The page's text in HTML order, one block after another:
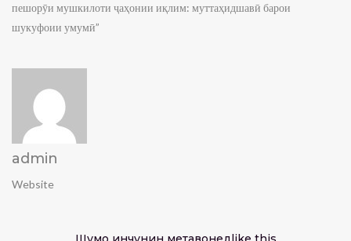
пешорӯи мушкилоти ҷаҳонии иқлим: муттаҳидшавӣ барои
шукуфоии умумӣ”
admin
Website